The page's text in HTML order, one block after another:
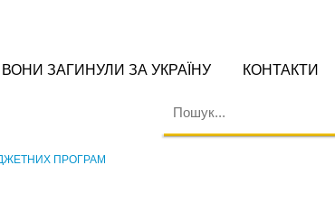
ВОНИ ЗАГИНУЛИ ЗА УКРАЇНУ КОНТАКТИ
ПРОГРАМ